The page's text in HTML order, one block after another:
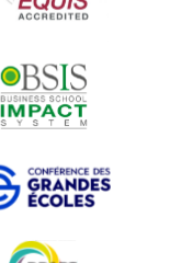
IMAGE
IMAGE